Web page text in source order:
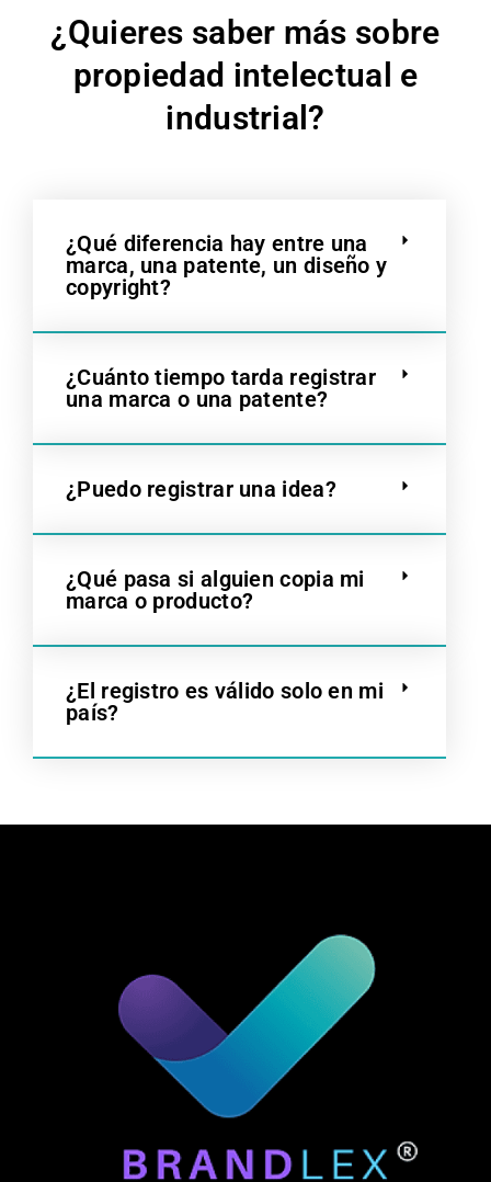
¿Quieres saber más sobre
propiedad intelectual e
industrial?
¿Qué diferencia hay entre una
marca, una patente, un diseño y
copyright?
¿Cuánto tiempo tarda registrar
una marca o una patente?
¿Puedo registrar una idea?
¿Qué pasa si alguien copia mi
marca o producto?
¿El registro es válido solo en mi
país?